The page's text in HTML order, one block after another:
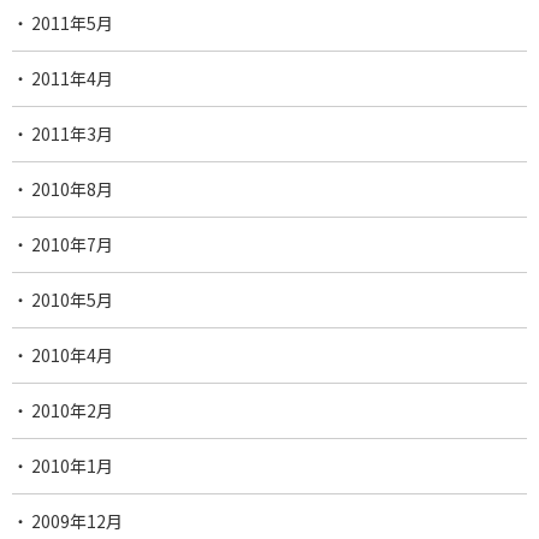
2011年5月
2011年4月
2011年3月
2010年8月
2010年7月
2010年5月
2010年4月
2010年2月
2010年1月
2009年12月